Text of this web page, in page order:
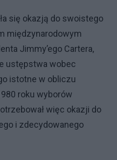
się okazją do swoistego
międzynarodowym
Jimmy’ego Cartera,
ustępstwa wobec
istotne w obliczu
roku wyborów
więc okazji do
i zdecydowanego